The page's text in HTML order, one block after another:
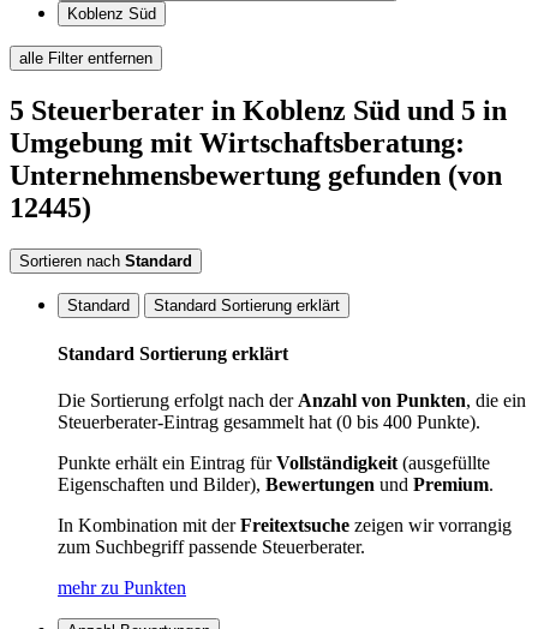
Koblenz Süd
alle Filter entfernen
5 Steuerberater in Koblenz Süd und 5 in
Umgebung mit Wirtschaftsberatung:
Unternehmensbewertung gefunden (von
12445)
Sortieren nach Standard
Standard Standard Sortierung erklärt
Standard Sortierung erklärt
Die Sortierung erfolgt nach derAnzahl von Punkten, die ein
Steuerberater-Eintrag gesammelt hat (0 bis 400 Punkte).
Punkte erhält ein Eintrag fürVollständigkeit(ausgefüllte
Eigenschaften und Bilder), Bewertungen und Premium.
In Kombination mit derFreitextsuche zeigen wir vorrangig
zum Suchbegriff passende Steuerberater.
mehr zu Punkten